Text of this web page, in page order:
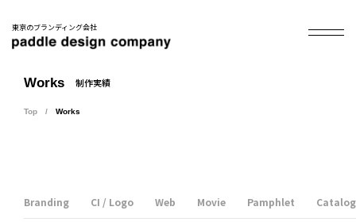
東京のブランディング会社
Works 制作実績
Top Works
Branding CI / Logo Web Movie Pamphlet Catalog